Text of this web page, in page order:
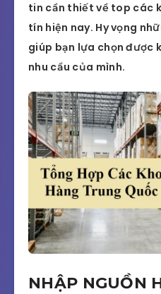
tin cần thiết về top các
tín hiện nay. Hy vọng
giúp bạn lựa chọn được
nhu cầu của mình.
NHẬP NGUỒN